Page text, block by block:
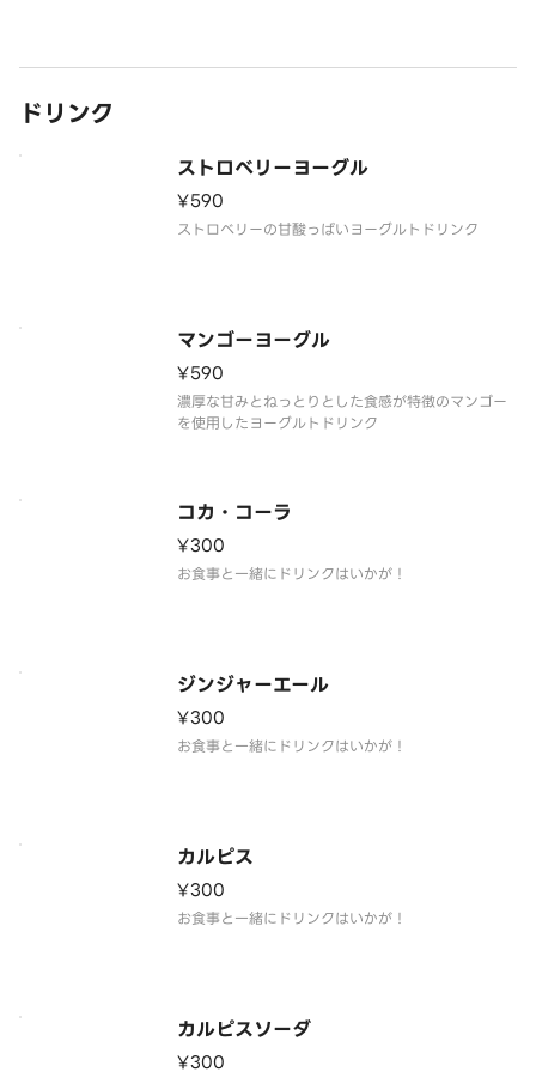
ドリンク
ストロベリーヨーグル
¥590
ストロベリーの甘酸っぱいヨーグルトドリンク
マンゴーヨーグル
¥590
濃厚な甘みとねっとりとした食感が特徴のマンゴー
を使用したヨーグルトドリンク
コカ・コーラ
¥300
お食事と一緒にドリンクはいかが！
ジンジャーエール
¥300
お食事と一緒にドリンクはいかが！
カルピス
¥300
お食事と一緒にドリンクはいかが！
カルピスソーダ
¥300